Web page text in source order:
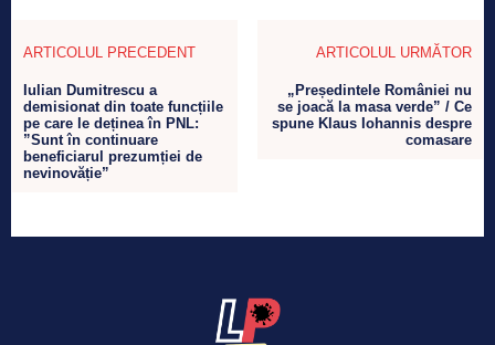
ARTICOLUL PRECEDENT
Iulian Dumitrescu a
demisionat din toate funcțiile
pe care le deținea în PNL:
”Sunt în continuare
beneficiarul prezumției de
nevinovăție”
ARTICOLUL URMĂTOR
„Președintele României nu
se joacă la masa verde” / Ce
spune Klaus Iohannis despre
comasare